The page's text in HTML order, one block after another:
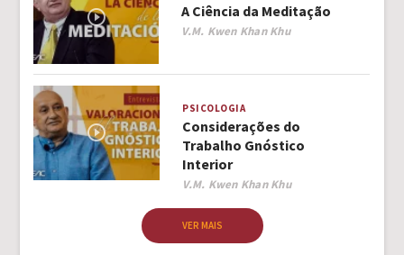
A Ciência da Meditação
Author
V.M. Kwen Khan Khu
PSICOLOGIA
Considerações do
Trabalho Gnóstico
Interior
Author
V.M. Kwen Khan Khu
VER MAIS